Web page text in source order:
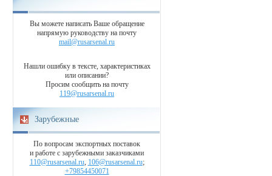
Вы можете написать Ваше обращение
напрямую руководству на почту
mail@rusarsenal.ru
Нашли ошибку в тексте, характеристиках
или описании?
Просим сообщить на почту
119@rusarsenal.ru
Зарубежные
По вопросам экспортных поставок
и работе с зарубежными заказчиками
110@rusarsenal.ru, 106@rusarsenal.ru;
+79854450071